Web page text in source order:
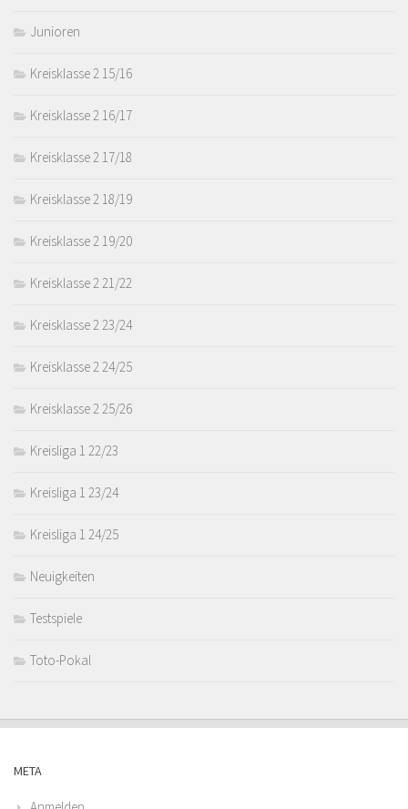
Junioren
Kreisklasse 2 15/16
Kreisklasse 2 16/17
Kreisklasse 2 17/18
Kreisklasse 2 18/19
Kreisklasse 2 19/20
Kreisklasse 2 21/22
Kreisklasse 2 23/24
Kreisklasse 2 24/25
Kreisklasse 2 25/26
Kreisliga 1 22/23
Kreisliga 1 23/24
Kreisliga 1 24/25
Neuigkeiten
Testspiele
Toto-Pokal
META